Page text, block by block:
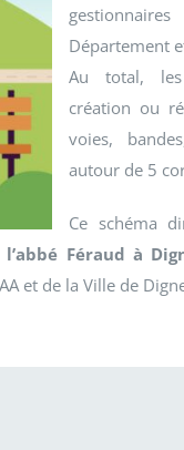
Département
Au total, les
création ou
voies,
autour de 5
Ce schéma
Féraud à
et de la Ville de